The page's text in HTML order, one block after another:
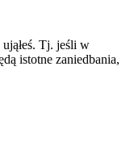
Tj. jeśli w
istotne zaniedbania,